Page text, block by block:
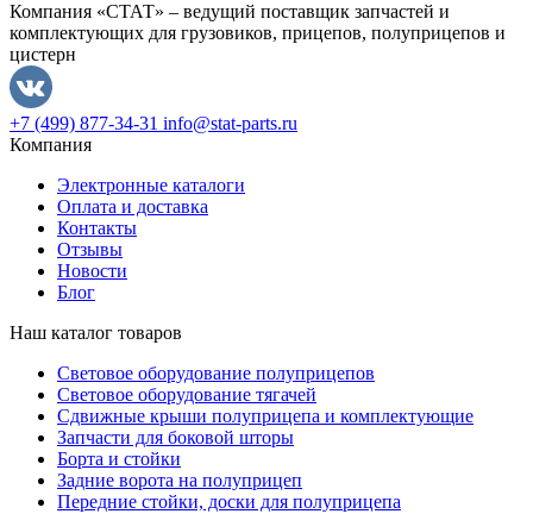
Компания «СТАТ» – ведущий поставщик запчастей и
комплектующих для грузовиков, прицепов, полуприцепов и
цистерн
+7 (499) 877-34-31 info@stat-parts.ru
Компания
Электронные каталоги
Оплата и доставка
Контакты
Отзывы
Новости
Блог
Наш каталог товаров
Световое оборудование полуприцепов
Световое оборудование тягачей
Сдвижные крыши полуприцепа и комплектующие
Запчасти для боковой шторы
Борта и стойки
Задние ворота на полуприцеп
Передние стойки, доски для полуприцепа